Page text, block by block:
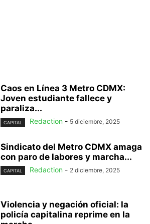
Caos en Línea 3 Metro CDMX:
Joven estudiante fallece y
paraliza...
CAPITAL Redaction - 5 diciembre, 2025
Sindicato del Metro CDMX amaga
con paro de labores y marcha...
CAPITAL Redaction - 2 diciembre, 2025
Violencia y negación oficial: la
policía capitalina reprime en la